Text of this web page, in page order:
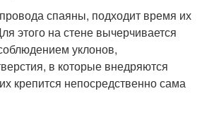
спаяны, подходит время их
этого на стене вычерчивается
уклонов,
в которые внедряются
крепится непосредственно сама